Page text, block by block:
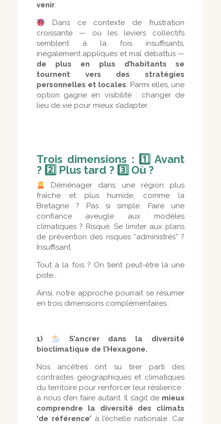
venir.
Dans ce contexte de frustration
croissante — où les leviers collectifs
semblent à la fois insuffisants,
inégalement appliqués et mal débattus —
de plus en plus d’habitants se
tournent vers des stratégies
personnelles et locales. Parmi elles, une
option gagne en visibilité : changer de
lieu de vie pour mieux s’adapter.
Trois dimensions : 1️ ⃣ Avant
? 2️ ⃣ Plus tard ? 3️ ⃣ Où ?
Déménager dans une région plus
fraîche et plus humide, comme la
Bretagne ? Pas si simple. Faire une
confiance aveugle aux modèles
climatiques ? Risqué. Se limiter aux plans
de prévention des risques “administrés” ?
Insuffisant.
Tout à la fois ? On tient peut-être là une
piste…
Ainsi, notre approche pourrait se résumer
en trois dimensions complémentaires :
1)
S’ancrer dans la diversité
bioclimatique de l’Hexagone.
Nos ancêtres ont su tirer parti des
contrastes géographiques et climatiques
du territoire pour renforcer leur résilience :
à nous d’en faire autant. Il s’agit de mieux
comprendre la diversité des climats
‘de référence’ à l’échelle nationale. Car